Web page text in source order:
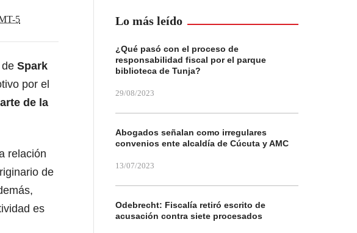
5
Spark
por el
de la
relación
de
es
Lo más leído
¿Qué pasó con el proceso de
responsabilidad fiscal por el parque
biblioteca de Tunja?
29/08/2023
Abogados señalan como irregulares
convenios ente alcaldía de Cúcuta y AMC
13/07/2023
Odebrecht: Fiscalía retiró escrito de
acusación contra siete procesados